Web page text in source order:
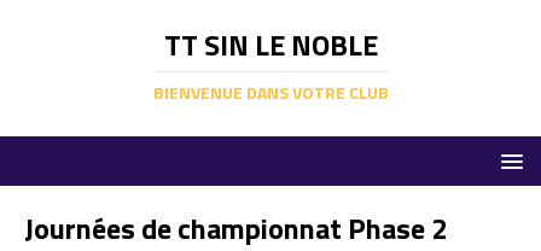
TT SIN LE NOBLE
BIENVENUE DANS VOTRE CLUB
Journées de championnat Phase 2